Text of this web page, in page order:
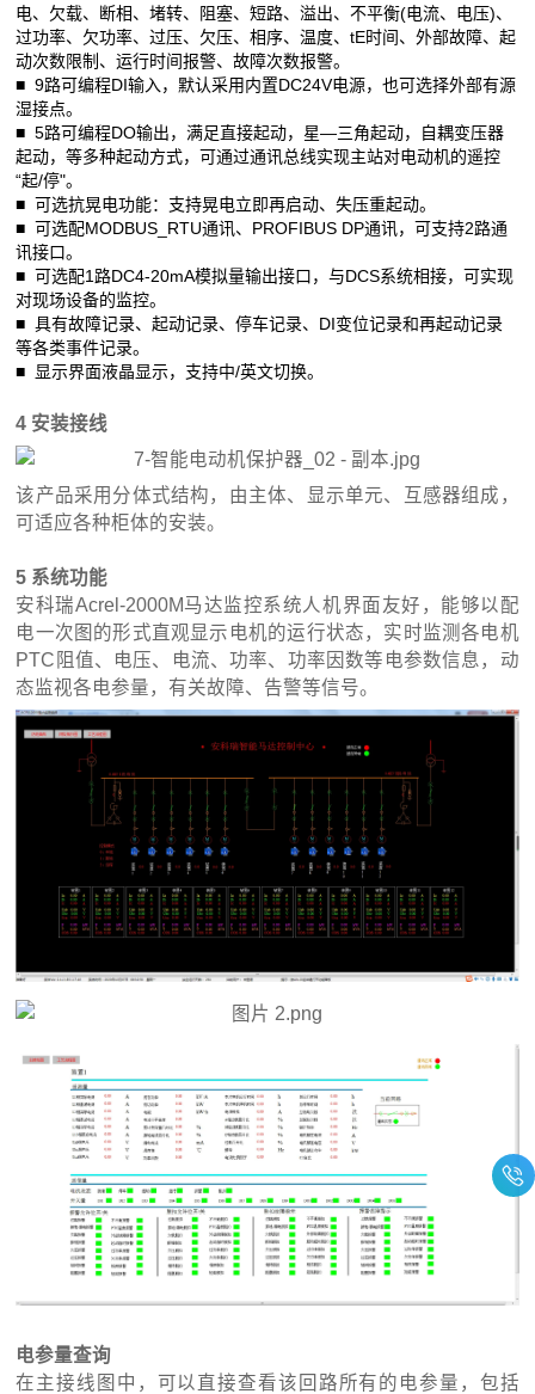
电、欠载、断相、堵转、阻塞、短路、溢出、不平衡(电流、电压)、
过功率、欠功率、过压、欠压、相序、温度、tE时间、外部故障、起
动次数限制、运行时间报警、故障次数报警。
■ 9路可编程DI输入，默认采用内置DC24V电源，也可选择外部有源
湿接点。
■ 5路可编程DO输出，满足直接起动，星—三角起动，自耦变压器
起动，等多种起动方式，可通过通讯总线实现主站对电动机的遥控
“起/停"。
■ 可选抗晃电功能：支持晃电立即再启动、失压重起动。
■ 可选配MODBUS_RTU通讯、PROFIBUS DP通讯，可支持2路通
讯接口。
■ 可选配1路DC4-20mA模拟量输出接口，与DCS系统相接，可实现
对现场设备的监控。
■ 具有故障记录、起动记录、停车记录、DI变位记录和再起动记录
等各类事件记录。
■ 显示界面液晶显示，支持中/英文切换。
4 安装接线
该产品采用分体式结构，由主体、显示单元、互感器组成，
可适应各种柜体的安装。
5 系统功能
安科瑞Acrel-2000M马达监控系统人机界面友好，能够以配
电一次图的形式直观显示电机的运行状态，实时监测各电机
PTC阻值、电压、电流、功率、功率因数等电参数信息，动
态监视各电参量，有关故障、告警等信号。
电参量查询
在主接线图中，可以直接查看该回路所有的电参量，包括